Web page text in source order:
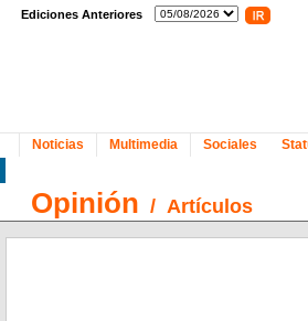
Ediciones Anteriores
Noticias Multimedia Sociales
Opinión / Artículos